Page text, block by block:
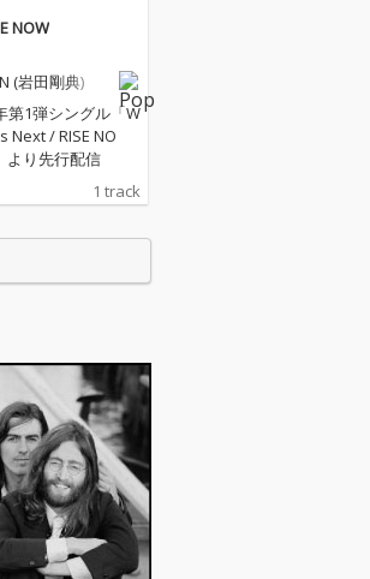
NOW
(岩田剛典)
第1弾シングル「W
Next / RISE NO
より先行配信
1 track